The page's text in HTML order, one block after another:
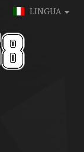
LINGUA